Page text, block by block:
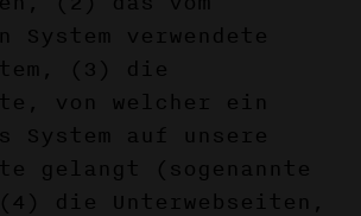
System verwendete
(3) die
von welcher ein
System auf unsere
gelangt (sogenannte
die Unterwebseiten,